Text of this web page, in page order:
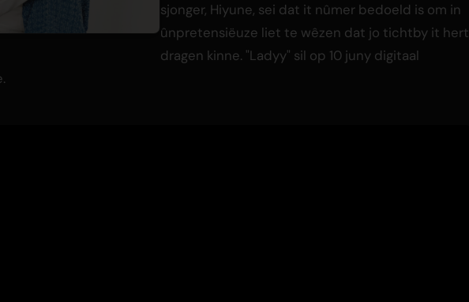
sjonger, Hiyune, sei dat it nûmer bedoeld is om in
ûnpretensiëuze liet te wêzen dat jo tichtby it hert
dragen kinne. "Ladyy" sil op 10 juny digitaal